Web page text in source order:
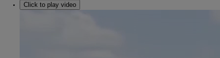
Click to play video